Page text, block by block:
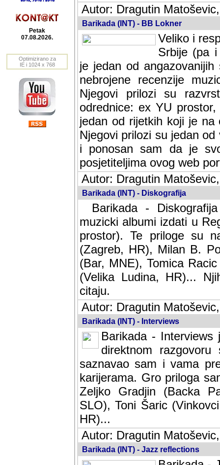
Petak
07.08.2026.
Optimizirano za
IE i 1024 x 768
Autor: Dragutin
Barikada (INT) - BB Lokner
Veliko i
Srbije (pa i
jedan od angazovanijih
nebrojene recenzije
Njegovi prilozi su
odrednice: ex YU
jedan od rijetkih koji je
Njegovi prilozi su jedan
i ponosan sam da je
posjetiteljima ovog web
Autor: Dragutin
Barikada (INT) - Diskografija
Barikada -
muzicki albumi izdati u
prostor). Te priloge su
(Zagreb, HR), Milan B.
(Bar, MNE), Tomica
(Velika Ludina, HR)...
citaju.
Autor: Dragutin
Barikada (INT) - Interviews
Barikada -
direktnom
saznavao sam i vama
karijerama. Gro priloga
Zeljko Gradjin (Backa
SLO), Toni Šaric
HR)...
Autor: Dragutin
Barikada (INT) - Jazz reflections